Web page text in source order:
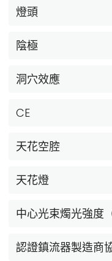
燈頭
陰極
洞穴效應
CE
天花空腔
天花燈
中心光束燭光強度
認證鎮流器製造商